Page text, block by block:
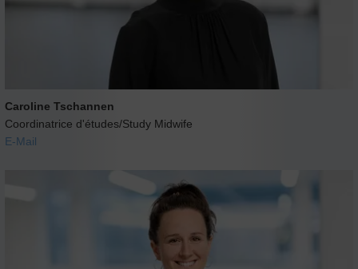
Caroline Tschannen
Coordinatrice d'études/Study Midwife
E-Mail